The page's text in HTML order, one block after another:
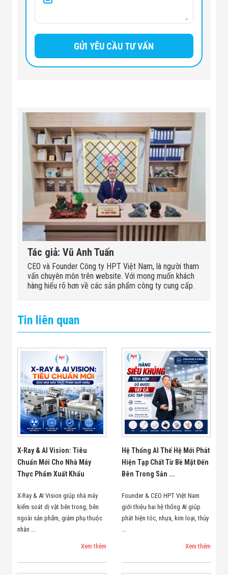
Tác giả: Vũ Anh Tuấn
CEO và Founder Công ty HPT Việt Nam, là người tham
vấn chuyên môn trên website. Với mong muốn khách
hàng hiểu rõ hơn về các sản phẩm công ty cung cấp.
Tin liên quan
X-Ray & AI Vision: Tiêu
Chuẩn Mới Cho Nhà Máy
Thực Phẩm Xuất Khẩu
X-Ray & AI Vision giúp nhà máy
kiểm soát dị vật bên trong, bên
ngoài sản phẩm, giảm phụ thuộc
nhân ...
Xem thêm
Hệ Thống AI Thế Hệ Mới Phát
Hiện Tạp Chất Từ Bề Mặt Đến
Bên Trong Sản ...
Founder & CEO HPT Việt Nam
giới thiệu hai hệ thống AI giúp
phát hiện tóc, nhựa, kim loại, thủy
...
Xem thêm